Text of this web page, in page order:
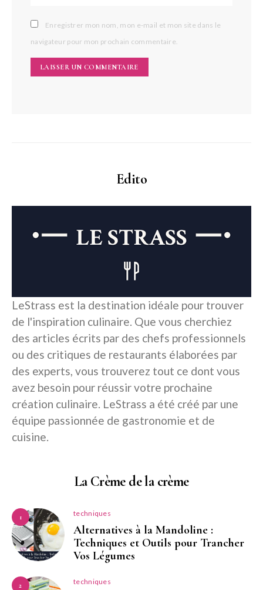
Enregistrer mon nom, mon e-mail et mon site dans le
navigateur pour mon prochain commentaire.
Edito
LeStrass est la destination idéale pour trouver
de l'inspiration culinaire. Que vous cherchiez
des articles écrits par des chefs professionnels
ou des critiques de restaurants élaborées par
des experts, vous trouverez tout ce dont vous
avez besoin pour réussir votre prochaine
création culinaire. LeStrass a été créé par une
équipe passionnée de gastronomie et de
cuisine.
La Crème de la crème
1 techniques
Alternatives à la Mandoline :
Techniques et Outils pour Trancher
Vos Légumes
2 techniques